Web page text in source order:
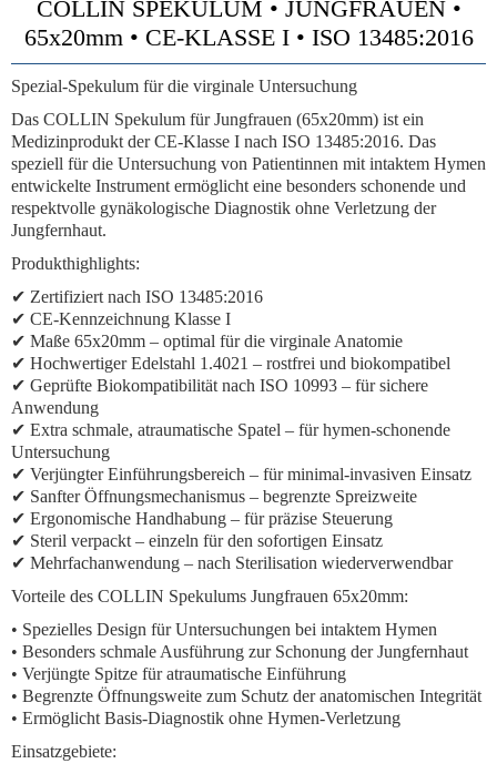
COLLIN SPEKULUM • JUNGFRAUEN •
65x20mm • CE-KLASSE I • ISO 13485:2016
Spezial-Spekulum für die virginale Untersuchung
Das COLLIN Spekulum für Jungfrauen (65x20mm) ist ein
Medizinprodukt der CE-Klasse I nach ISO 13485:2016. Das
speziell für die Untersuchung von Patientinnen mit intaktem Hymen
entwickelte Instrument ermöglicht eine besonders schonende und
respektvolle gynäkologische Diagnostik ohne Verletzung der
Jungfernhaut.
Produkthighlights:
✔ Zertifiziert nach ISO 13485:2016
✔ CE-Kennzeichnung Klasse I
✔ Maße 65x20mm – optimal für die virginale Anatomie
✔ Hochwertiger Edelstahl 1.4021 – rostfrei und biokompatibel
✔ Geprüfte Biokompatibilität nach ISO 10993 – für sichere
Anwendung
✔ Extra schmale, atraumatische Spatel – für hymen-schonende
Untersuchung
✔ Verjüngter Einführungsbereich – für minimal-invasiven Einsatz
✔ Sanfter Öffnungsmechanismus – begrenzte Spreizweite
✔ Ergonomische Handhabung – für präzise Steuerung
✔ Steril verpackt – einzeln für den sofortigen Einsatz
✔ Mehrfachanwendung – nach Sterilisation wiederverwendbar
Vorteile des COLLIN Spekulums Jungfrauen 65x20mm:
• Spezielles Design für Untersuchungen bei intaktem Hymen
• Besonders schmale Ausführung zur Schonung der Jungfernhaut
• Verjüngte Spitze für atraumatische Einführung
• Begrenzte Öffnungsweite zum Schutz der anatomischen Integrität
• Ermöglicht Basis-Diagnostik ohne Hymen-Verletzung
Einsatzgebiete: